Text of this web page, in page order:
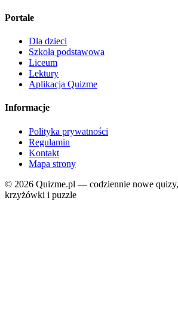
Portale
Dla dzieci
Szkoła podstawowa
Liceum
Lektury
Aplikacja Quizme
Informacje
Polityka prywatności
Regulamin
Kontakt
Mapa strony
© 2026 Quizme.pl — codziennie nowe
krzyżówki i puzzle